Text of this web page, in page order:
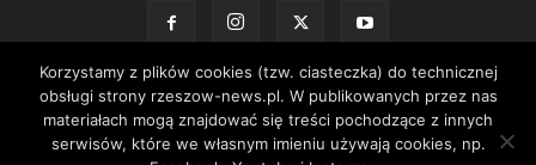
Kontakt Polityka prywatności Regulamin portalu
Korzystamy z plików cookies (tzw. ciasteczka) do technicznej
obsługi strony rzeszow-news.pl. W publikowanych przez nas
materiałach mogą znajdować się treści pochodzące z innych
serwisów, które we własnym imieniu używają cookies, np.